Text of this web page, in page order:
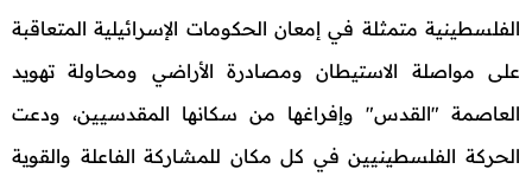
الفلسطينية متمثلة في إمعان الحكومات الإسرائيلية المتعاقبة
على مواصلة الاستيطان ومصادرة الأراضي ومحاولة تهويد
العاصمة "القدس" وإفراغها من سكانها المقدسيين، ودعت
الحركة الفلسطينيين في كل مكان للمشاركة الفاعلة والقوية